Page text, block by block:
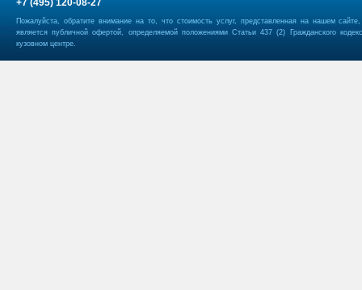
+7 (495) 120-08-27
Пожалуйста, обратите внимание на то, что стоимость услуг, представленная на нашем
является публичной офертой, определяемой положениями Статьи 437 (2) Гражданского
кузовном центре.